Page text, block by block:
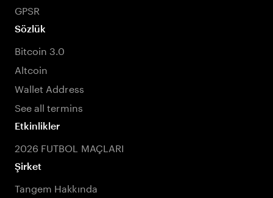
GPSR
Sözlük
Bitcoin 3.0
Altcoin
Wallet Address
See all termins
Etkinlikler
2026 FUTBOL MAÇLARI
Şirket
Tangem Hakkında